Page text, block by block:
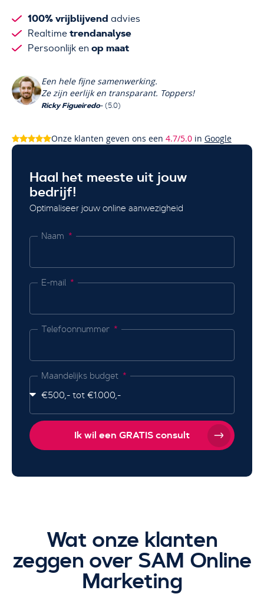
100% vrijblijvend advies
Realtimetrendanalyse
Persoonlijk enop maat
Een hele fijne samenwerking.
Ze zijn eerlijk en transparant. Toppers!
Ricky Figueiredo- (5.0)
Onze klanten geven ons een 4.7/5.0in Google
Haal het meeste uit jouw
bedrijf!
Optimaliseer jouw online aanwezigheid
Naam
E-mail
Telefoonnummer
Maandelijks budget
Ik wil een GRATIS consult
Wat onze klanten
zeggen over SAM Online
Marketing